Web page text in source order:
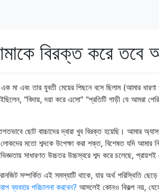
বিরক্ত করে তবে
মা এবং তার যুবতী মেয়ের পিছনে বসে ছিলাম (আমার
"বিদায়, দয়া করে এসো" "প্রতিটি গাড়ী যে আমরা
ছোট বাচ্চাদের দ্বারা খুব বিরক্ত হয়েছি। আমার
লোকদের মতো শব্দকে উপেক্ষা করা শক্ত, বিশেষত যদি
সাধারণত উচ্চতর উচ্চস্বরে শব্দ করে চলেছে,
সম্পর্কিত এই সমস্যাটি থাকে, যার অর্থ পরিস্থিতি
ব্যবহার পরিচালনা করবেন? আসলেই কোনও বিকল্প নয়,